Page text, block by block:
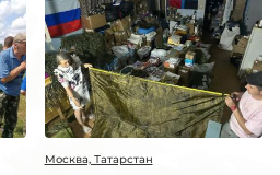
Москва, Татарстан